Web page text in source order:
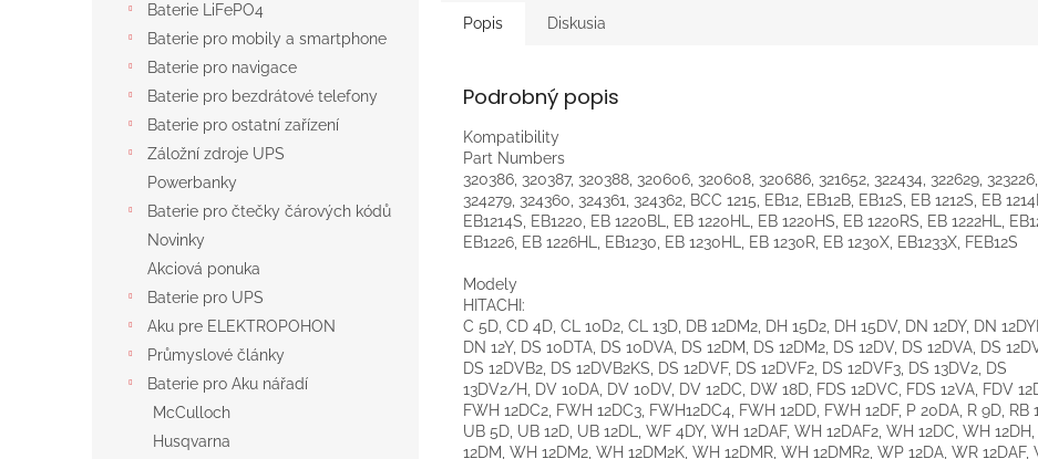
Baterie LiFePO4
Baterie pro mobily a smartphone
Baterie pro navigace
Baterie pro bezdrátové telefony
Baterie pro ostatní zařízení
Záložní zdroje UPS
Powerbanky
Baterie pro čtečky čárových kódů
Novinky
Akciová ponuka
Baterie pro UPS
Aku pre ELEKTROPOHON
Průmyslové články
Baterie pro Aku nářadí
McCulloch
Husqvarna
Popis Diskusia
Podrobný popis
Kompatibility
Part Numbers
320386, 320387, 320388, 320606, 320608, 320686, 321652, 322434, 322629, 323226,
324279, 324360, 324361, 324362, BCC 1215, EB12, EB12B, EB12S, EB 1212S, EB 1214L,
EB1214S, EB1220, EB 1220BL, EB 1220HL, EB 1220HS, EB 1220RS, EB 1222HL,
EB1226, EB 1226HL, EB1230, EB 1230HL, EB 1230R, EB 1230X, EB1233X, FEB12S
Modely
HITACHI:
C 5D, CD 4D, CL 10D2, CL 13D, DB 12DM2, DH 15D2, DH 15DV, DN 12DY, DN
DN 12Y, DS 10DTA, DS 10DVA, DS 12DM, DS 12DM2, DS 12DV, DS 12DVA, DS
DS 12DVB2, DS 12DVB2KS, DS 12DVF, DS 12DVF2, DS 12DVF3, DS 13DV2, DS
13DV2/H, DV 10DA, DV 10DV, DV 12DC, DW 18D, FDS 12DVC, FDS 12VA, FDV
FWH 12DC2, FWH 12DC3, FWH12DC4, FWH 12DD, FWH 12DF, P 20DA, R 9D, RB
UB 5D, UB 12D, UB 12DL, WF 4DY, WH 12DAF, WH 12DAF2, WH 12DC, WH
12DM, WH 12DM2, WH 12DM2K, WH 12DMR, WH 12DMR2, WP 12DA, WR 12DAF,